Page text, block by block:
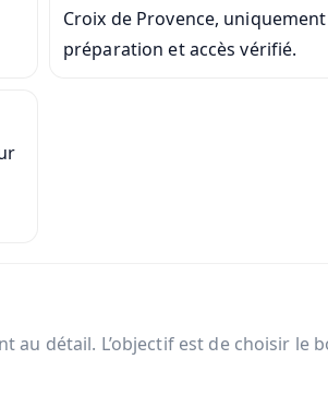
Croix de Provence, uniquement
préparation et accès vérifié.
au détail. L’objectif est de choisir le